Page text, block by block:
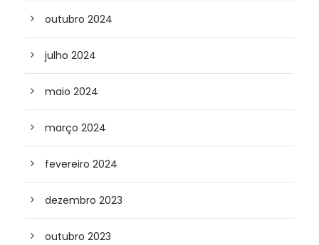
outubro 2024
julho 2024
maio 2024
março 2024
fevereiro 2024
dezembro 2023
outubro 2023